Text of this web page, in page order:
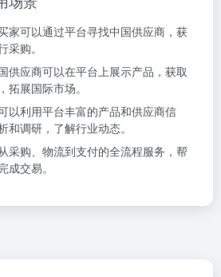
家可以通过平台寻找中国供应商，获
采购。
供应商可以在平台上展示产品，获取
拓展国际市场。
以利用平台丰富的产品和供应商信
和调研，了解行业动态。
采购、物流到支付的全流程服务，帮
成交易。